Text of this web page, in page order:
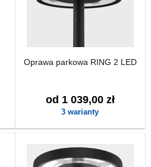
Oprawa parkowa RING 2 LED
od 1 039,00 zł
3 warianty